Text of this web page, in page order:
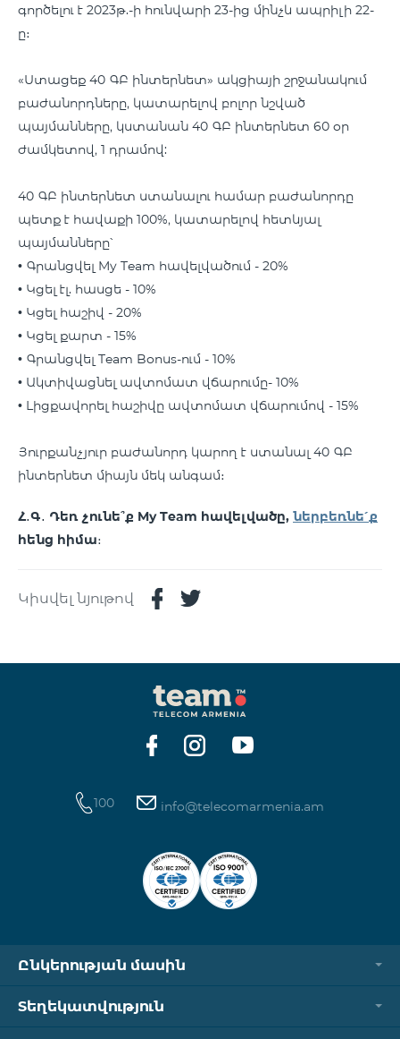
գործելու է 2023թ.-ի հունվարի 23-ից մինչև ապրիլի 22-
ը։
«Ստացեք 40 ԳԲ ինտերնետ» ակցիայի շրջանակում
բաժանորդները, կատարելով բոլոր նշված
պայմանները, կստանան 40 ԳԲ ինտերնետ 60 օր
ժամկետով, 1 դրամով:
40 ԳԲ ինտերնետ ստանալու համար բաժանորդը
պետք է հավաքի 100%, կատարելով հետևյալ
պայմանները՝
• Գրանցվել My Team հավելվածում - 20%
• Կցել էլ. հասցե - 10%
• Կցել հաշիվ - 20%
• Կցել քարտ - 15%
• Գրանցվել Team Bonus-ում - 10%
• Ակտիվացնել ավտոմատ վճարումը- 10%
• Լիցքավորել հաշիվը ավտոմատ վճարումով - 15%
Յուրքանչյուր բաժանորդ կարող է ստանալ 40 ԳԲ
ինտերնետ միայն մեկ անգամ։
Հ․Գ․ Դեռ չունե՞ք My Team հավելվածը, ներբեռնե՛ք
հենց հիմա։
Կիսվել նյութով
100 info@telecomarmenia.am
Ընկերության մասին
Տեղեկատվություն